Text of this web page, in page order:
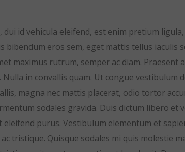
dui id vehicula eleifend, est enim pretium
bibendum eros sem, eget mattis tellus iaculis
maximus rutrum, semper ac diam. Praesent
in convallis quam. Ut congue vestibulum
magna nec mattis placerat, odio tortor
sodales gravida. Duis dictum libero et
purus. Vestibulum elementum et
tristique. Quisque sodales mi quis molestie